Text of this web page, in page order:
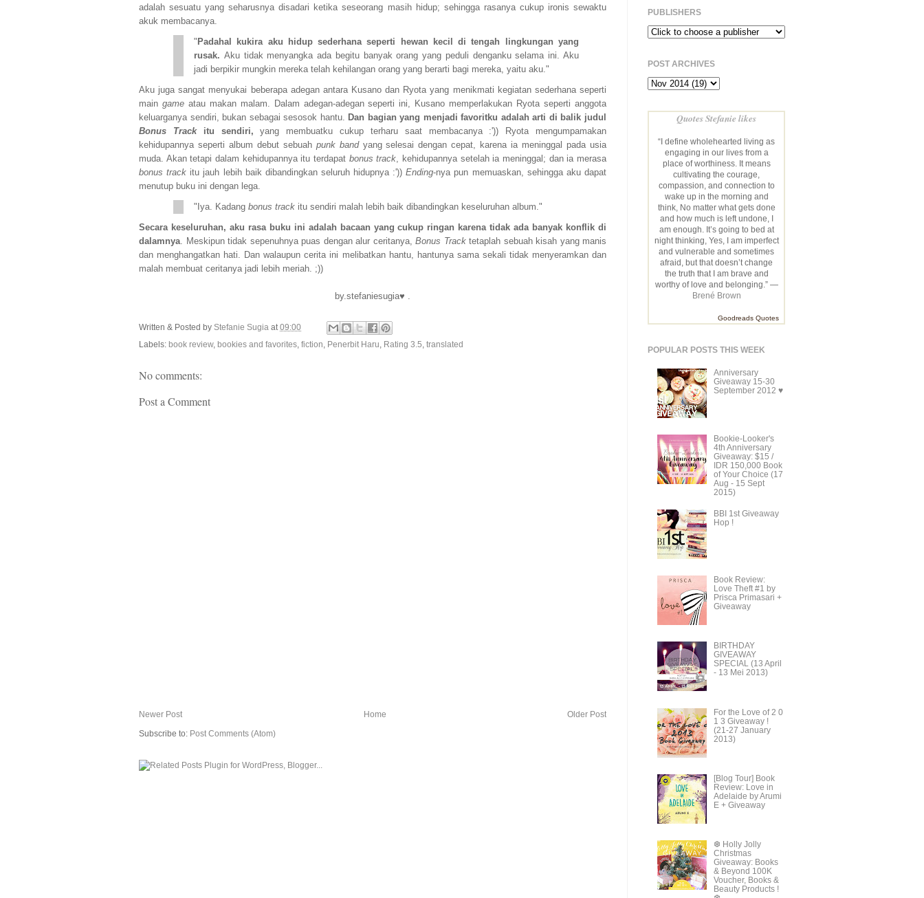
adalah sesuatu yang seharusnya disadari ketika seseorang masih hidup; sehingga rasanya cukup ironis sewaktu
akuk membacanya.
" Padahal kukira aku hidup sederhana seperti hewan kecil di tengah lingkungan yang
rusak. Aku tidak menyangka ada begitu banyak orang yang peduli denganku selama ini. Aku
jadi berpikir mungkin mereka telah kehilangan orang yang berarti bagi mereka, yaitu aku."
Aku juga sangat menyukai beberapa adegan antara Kusano dan Ryota yang menikmati kegiatan sederhana seperti
main gameatau makan malam. Dalam adegan-adegan seperti ini, Kusano memperlakukan Ryota seperti anggota
keluarganya sendiri, bukan sebagai sesosok hantu. Dan bagian yang menjadi favoritku adalah arti di balik judul
Bonus Trackitu sendiri,yang membuatku cukup terharu saat membacanya :')) Ryota mengumpamakan
kehidupannya seperti album debut sebuah punk band yang selesai dengan cepat, karena ia meninggal pada usia
muda. Akan tetapi dalam kehidupannya itu terdapat bonus track, kehidupannya setelah ia meninggal; dan ia merasa
bonus track itu jauh lebih baik dibandingkan seluruh hidupnya :'))Ending-nya pun memuaskan, sehingga aku dapat
menutup buku ini dengan lega.
"Iya. Kadang bonus track itu sendiri malah lebih baik dibandingkan keseluruhan album."
Secara keseluruhan, aku rasa buku ini adalah bacaan yang cukup ringan karena tidak ada banyak konflik di
dalamnya. Meskipun tidak sepenuhnya puas dengan alur ceritanya, Bonus Tracktetaplah sebuah kisah yang manis
dan menghangatkan hati. Dan walaupun cerita ini melibatkan hantu, hantunya sama sekali tidak menyeramkan dan
malah membuat ceritanya jadi lebih meriah. ;))
by.stefaniesugia♥ .
Written & Posted by Stefanie Sugia at 09:00
Labels: book review, bookies and favorites fiction Penerbit Haru Rating 3.5 translated
No comments:
Post a Comment
Newer Post Older Post
Home
Subscribe to: Post Comments (Atom)
PUBLISHERS
POST ARCHIVES
Quotes Stefanie likes
“I define wholehearted living as
engaging in our lives from a
place of worthiness. It means
cultivating the courage,
compassion, and connection to
wake up in the morning and
think, No matter what gets done
and how much is left undone, I
am enough. It’s going to bed at
night thinking, Yes, I am imperfect
and vulnerable and sometimes
afraid, but that doesn’t change
the truth that I am brave and
worthy of love and belonging.” —
Brené Brown
Goodreads Quotes
POPULAR POSTS THIS WEEK
Anniversary
Giveaway 15-30
September 2012 ♥
Bookie-Looker's
4th Anniversary
Giveaway: $15 /
IDR 150,000 Book
of Your Choice (17
Aug - 15 Sept
2015)
BBI 1st Giveaway
Hop !
Book Review:
Love Theft #1 by
Prisca Primasari +
Giveaway
BIRTHDAY
GIVEAWAY
SPECIAL (13 April
- 13 Mei 2013)
For the Love of 2 0
1 3 Giveaway !
(21-27 January
2013)
[Blog Tour] Book
Review: Love in
Adelaide by Arumi
E + Giveaway
❆ Holly Jolly
Christmas
Giveaway: Books
& Beyond 100K
Voucher, Books &
Beauty Products !